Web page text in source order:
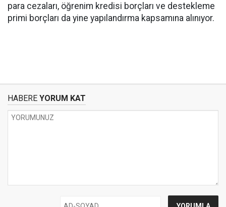
para cezaları, öğrenim kredisi borçları ve destekleme
primi borçları da yine yapılandırma kapsamına alınıyor.
HABERE YORUM KAT